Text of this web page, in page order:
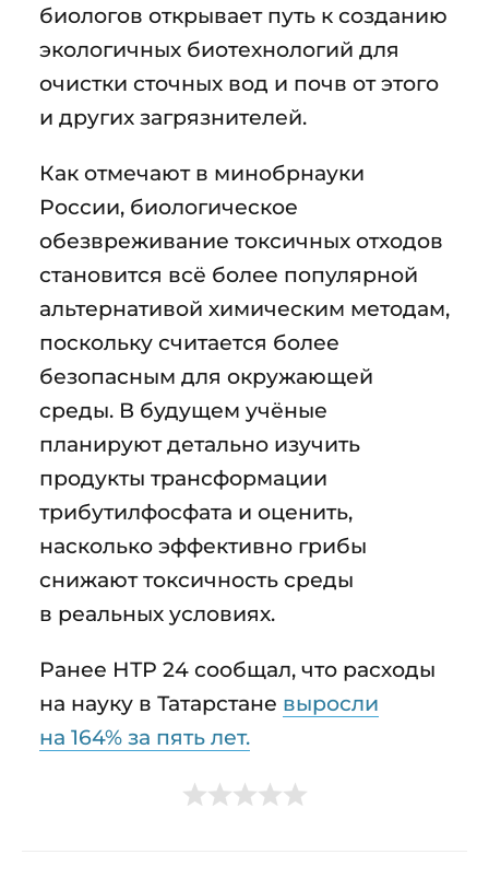
биологов открывает путь к созданию
экологичных биотехнологий для
очистки сточных вод и почв от этого
и других загрязнителей.
Как отмечают в минобрнауки
России, биологическое
обезвреживание токсичных отходов
становится всё более популярной
альтернативой химическим методам,
поскольку считается более
безопасным для окружающей
среды. В будущем учёные
планируют детально изучить
продукты трансформации
трибутилфосфата и оценить,
насколько эффективно грибы
снижают токсичность среды
в реальных условиях.
Ранее НТР 24 сообщал, что расходы
на науку в Татарстане выросли
на 164% за пять лет.